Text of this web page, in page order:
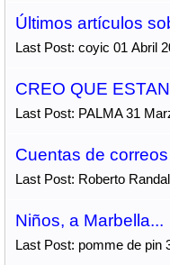
Últimos artículos
Last Post: coyic 01 Abril
CREO QUE
Last Post: PALMA 31
Cuentas de
Last Post: Roberto
Niños, a Marbella...
Last Post: pomme de pin